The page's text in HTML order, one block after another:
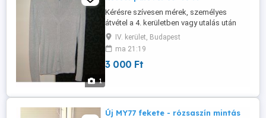
1
Kérésre szívesen mérek, személyes
átvétel a 4. kerületben vagy utalás után
postázom.
IV. kerület, Budapest
ma 21:19
3 000 Ft
Új MY77 fekete - rózsaszín mintás